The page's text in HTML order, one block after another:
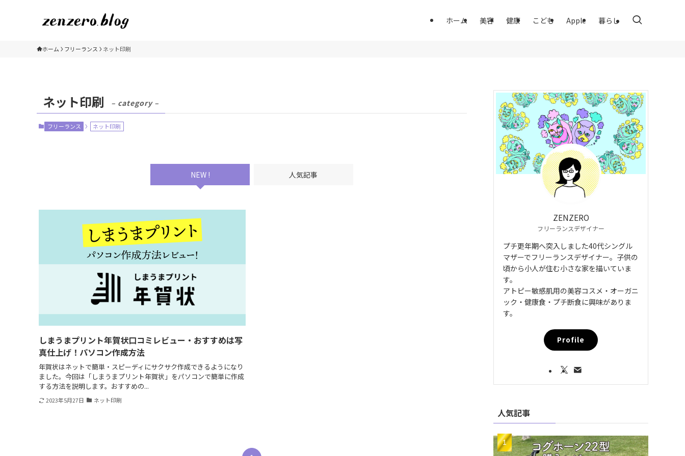
ホーム 美容 健康 こども Apple 暮らし
ホーム フリーランス ネット印刷
ネット印刷 – category –
フリーランス ネット印刷
NEW ! 人気記事
しまうまプリント年賀状口コミレビュー・おすすめは写
真仕上げ！パソコン作成方法
年賀状はネットで簡単・スピーディにサクサク作成できるようになり
ました。今回は「しまうまプリント年賀状」をパソコンで簡単に作成
する方法を説明します。おすすめの...
2023年5月27日 ネット印刷
ZENZERO
フリーランスデザイナー
プチ更年期へ突入しました40代シングル
マザーでフリーランスデザイナー。子供の
頃から小人が住む小さな家を描いていま
す。
アトピー敏感肌用の美容コスメ・オーガニ
ック・健康食・プチ断食に興味がありま
す。
Profile
人気記事